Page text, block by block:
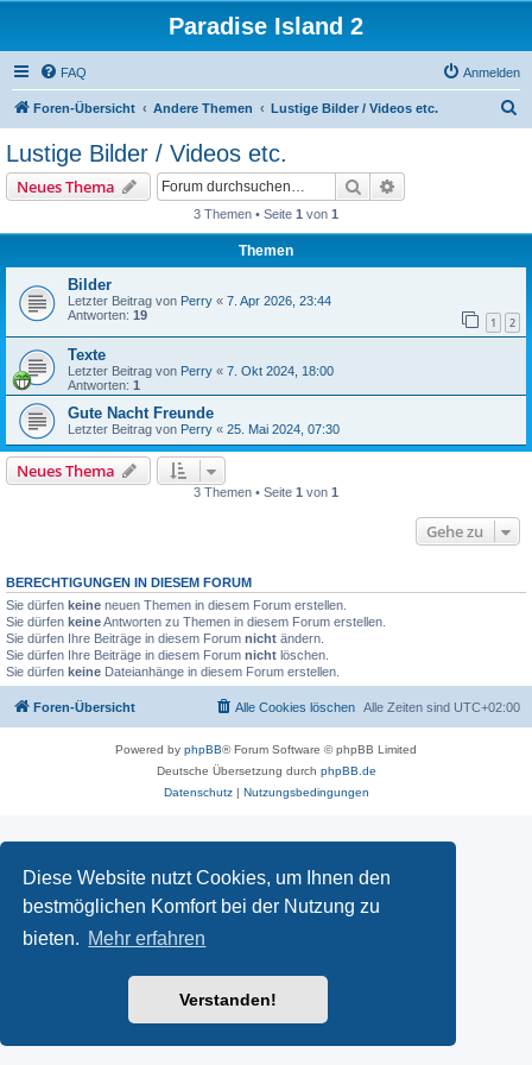
Diese Website nutzt Cookies, um Ihnen den
bestmöglichen Komfort bei der Nutzung zu
bieten. Mehr erfahren
Verstanden!
Paradise Island 2
FAQ Anmelden
Foren-Übersicht Andere Themen Lustige Bilder / Videos etc.
Lustige Bilder / Videos etc.
Neues Thema Suche
3 Themen • Seite 1 von 1
Themen
Bilder
Letzter Beitrag von Perry « 7. Apr 2026, 23:44
Antworten: 19 1 2
Texte
Letzter Beitrag von Perry « 7. Okt 2024, 18:00
Antworten: 1
Gute Nacht Freunde
Letzter Beitrag von Perry « 25. Mai 2024, 07:30
Neues Thema
3 Themen • Seite 1 von 1
Gehe zu
BERECHTIGUNGEN IN DIESEM FORUM
Sie dürfen keine neuen Themen in diesem Forum erstellen.
Sie dürfen keineAntworten zu Themen in diesem Forum erstellen.
Sie dürfen Ihre Beiträge in diesem Forum nicht ändern.
Sie dürfen Ihre Beiträge in diesem Forum nicht löschen.
Sie dürfen keine Dateianhänge in diesem Forum erstellen.
Foren-Übersicht Alle Zeiten sind UTC+02:00
Alle Cookies löschen
Powered by phpBB® Forum Software © phpBB Limited
Deutsche Übersetzung durch phpBB.de
Datenschutz| Nutzungsbedingungen